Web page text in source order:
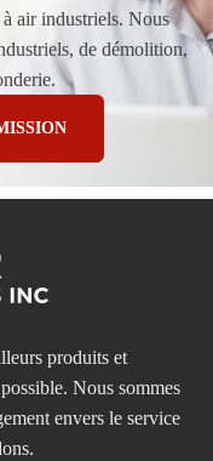
air industriels. Nous
de démolition,
produits et
Nous sommes
envers le service